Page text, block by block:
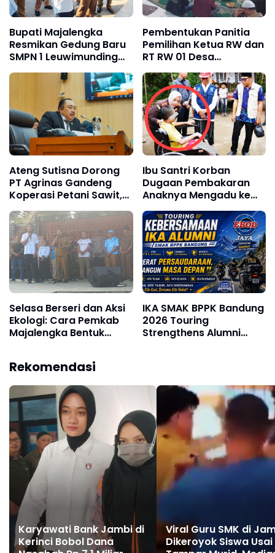
Bupati Majalengka
Resmikan Gedung Baru
SMPN 1 Leuwimunding
dari Banpres, Ingatkan:
"Membangun Lebih
Mudah, Merawatnya
Lebih Sulit"
Pembentukan Panitia
Pemilihan Ketua RW dan
RT RW 01 Desa
Bojongsoang Digelar di
Masjid An-Nur
Ateng Sutisna Dorong
PT Agrinas Gandeng
Koperasi Petani Sawit,
Bukan Jadikan Petani
Sekadar Vendor
Program B50
Ibu Santri Korban
Dugaan Pembakaran
Anaknya Mengadu ke
DPR: Klaim Dipaksa
Teken Surat Damai Oleh
Oknum Polisi Dan
Kemenag Lombok
Tengah
Selasa Berseri dan Aksi
Ekologi: Cara Pemkab
Majalengka Bentuk
IKA SMAK BPPK Bandung
2026 Touring
Strengthens Alumni
Rekomendasi
Karyawati Bank Jambi di
Kerinci Bobol Dana
Viral Guru SMK di
Dikeroyok Siswa Usai